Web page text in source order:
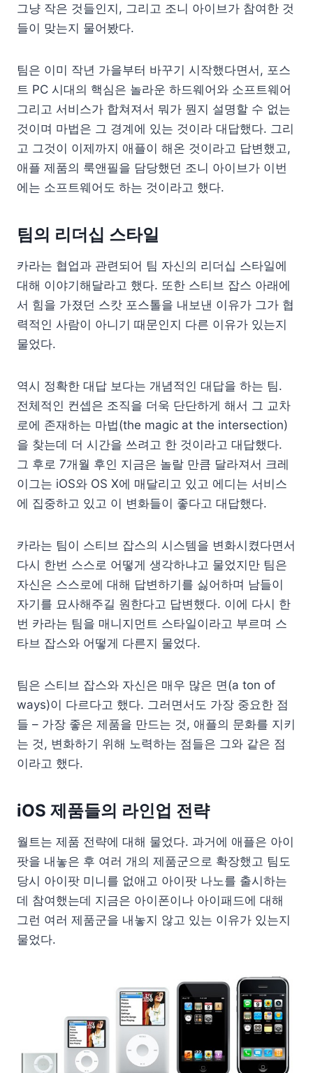
그냥 작은 것들인지, 그리고 조니 아이브가 참여한 것
들이 맞는지 물어봤다.
팀은 이미 작년 가을부터 바꾸기 시작했다면서, 포스
트 PC 시대의 핵심은 놀라운 하드웨어와 소프트웨어
그리고 서비스가 합쳐져서 뭐가 뭔지 설명할 수 없는
것이며 마법은 그 경계에 있는 것이라 대답했다. 그리
고 그것이 이제까지 애플이 해온 것이라고 답변했고,
애플 제품의 룩앤필을 담당했던 조니 아이브가 이번
에는 소프트웨어도 하는 것이라고 했다.
팀의 리더십 스타일
카라는 협업과 관련되어 팀 자신의 리더십 스타일에
대해 이야기해달라고 했다. 또한 스티브 잡스 아래에
서 힘을 가졌던 스캇 포스톨을 내보낸 이유가 그가 협
력적인 사람이 아니기 때문인지 다른 이유가 있는지
물었다.
역시 정확한 대답 보다는 개념적인 대답을 하는 팀.
전체적인 컨셉은 조직을 더욱 단단하게 해서 그 교차
로에 존재하는 마법(the magic at the intersection)
을 찾는데 더 시간을 쓰려고 한 것이라고 대답했다.
그 후로 7개월 후인 지금은 놀랄 만큼 달라져서 크레
이그는 iOS와 OS X에 매달리고 있고 에디는 서비스
에 집중하고 있고 이 변화들이 좋다고 대답했다.
카라는 팀이 스티브 잡스의 시스템을 변화시켰다면서
다시 한번 스스로 어떻게 생각하냐고 물었지만 팀은
자신은 스스로에 대해 답변하기를 싫어하며 남들이
자기를 묘사해주길 원한다고 답변했다. 이에 다시 한
번 카라는 팀을 매니지먼트 스타일이라고 부르며 스
타브 잡스와 어떻게 다른지 물었다.
팀은 스티브 잡스와 자신은 매우 많은 면(a ton of
ways)이 다르다고 했다. 그러면서도 가장 중요한 점
들 – 가장 좋은 제품을 만드는 것, 애플의 문화를 지키
는 것, 변화하기 위해 노력하는 점들은 그와 같은 점
이라고 했다.
iOS 제품들의 라인업 전략
월트는 제품 전략에 대해 물었다. 과거에 애플은 아이
팟을 내놓은 후 여러 개의 제품군으로 확장했고 팀도
당시 아이팟 미니를 없애고 아이팟 나노를 출시하는
데 참여했는데 지금은 아이폰이나 아이패드에 대해
그런 여러 제품군을 내놓지 않고 있는 이유가 있는지
물었다.